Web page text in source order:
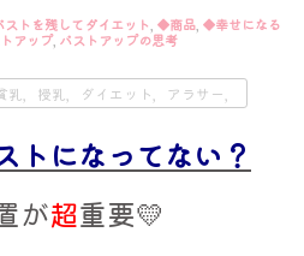
トを残してダイエット ◆商品 ◆幸せになる
アップ, バストアップの思考
，授乳，ダイエット，アラサー，
トになってない？
が超重要💛